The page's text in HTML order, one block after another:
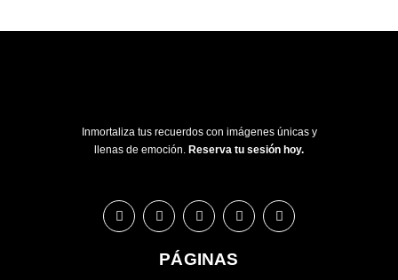
Inmortaliza tus recuerdos con imágenes únicas y
llenas de emoción. Reserva tu sesión hoy.
PÁGINAS